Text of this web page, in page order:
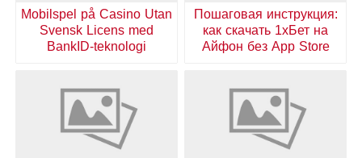
Пошаговая инструкция:
как скачать 1хБет на
Айфон без App Store
Mobilspel på Casino Utan
Svensk Licens med
BankID-teknologi